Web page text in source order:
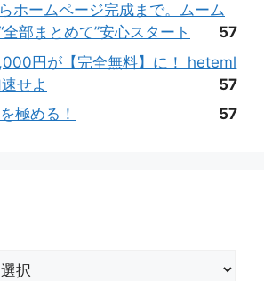
ホームページ完成まで。ムーム
部まとめて”安心スタート
57
円が【完全無料】に！ heteml
せよ
57
極める！
57